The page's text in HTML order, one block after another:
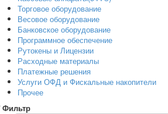
Торговое оборудование
Весовое оборудование
Банковское оборудование
Программное обеспечение
Рутокены и Лицензии
Расходные материалы
Платежные решения
Услуги ОФД и Фискальные накопители
Прочее
Фильтр